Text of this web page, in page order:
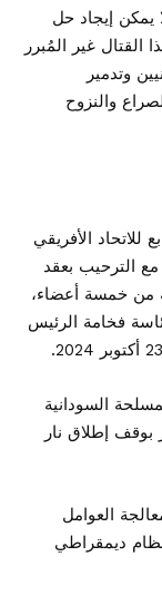
يمكن إيجاد حل
غير المُبرر
وتدمير
والنزوح
الأفريقي
الترحيب بعقد
من خمسة أعضاء،
فخامة الرئيس
السودانية
بوقف إطلاق نار
العوامل
ديمقراطي